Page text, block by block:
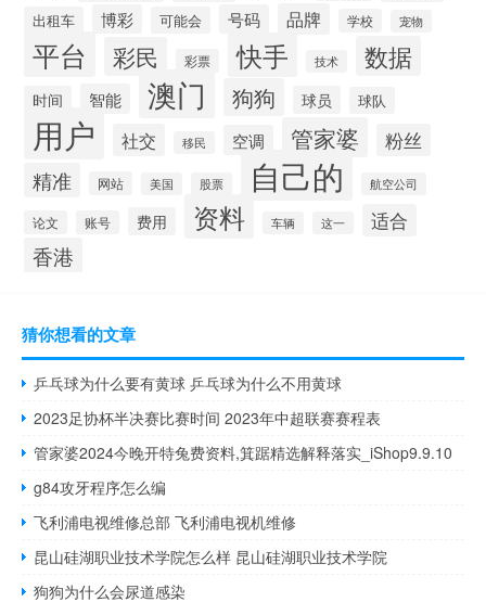
出租车 博彩 可能会 号码 品牌 学校 宠物
平台 彩民 彩票 快手 技术 数据
时间 智能 澳门 狗狗 球员 球队
用户 社交 移民 空调 管家婆 粉丝
精准 网站 美国 股票 自己的 航空公司
论文 账号 费用 资料 车辆 这一 适合
香港
猜你想看的文章
乒乓球为什么要有黄球 乒乓球为什么不用黄球
2023足协杯半决赛比赛时间 2023年中超联赛赛程表
管家婆2024今晚开特兔费资料,箕踞精选解释落实_iShop9.9.10
g84攻牙程序怎么编
飞利浦电视维修总部 飞利浦电视机维修
昆山硅湖职业技术学院怎么样 昆山硅湖职业技术学院
狗狗为什么会尿道感染